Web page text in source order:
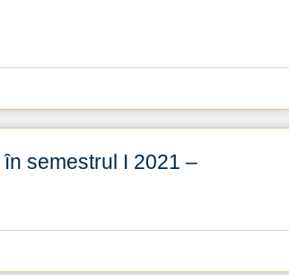
semestrul I 2021 –